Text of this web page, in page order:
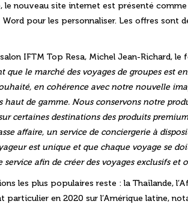
le nouveau site internet est présenté
pour les personnaliser. Les offres sont
IFTM Top Resa, Michel Jean-Richard, le
que le marché des voyages de groupes est
en cohérence avec notre nouvelle
haut de gamme. Nous conservons notre
certaines destinations des produits
affaire, un service de conciergerie à
est unique et que chaque voyage se
afin de créer des voyages exclusifs et
les plus populaires reste : la Thaïlande,
particulier en 2020 sur l’Amérique latine,